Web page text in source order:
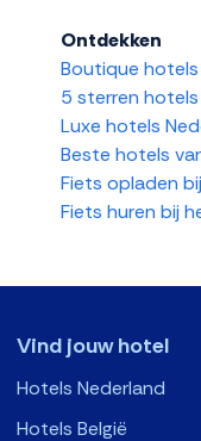
Ontdekken
Boutique hotels
5 sterren hotels
Luxe hotels
Beste hotels
Fiets opladen
Fiets huren bij
Vind jouw hotel
Hotels Nederland
Hotels België